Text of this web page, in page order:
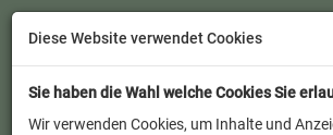
Diese Website verwendet Cookies
Sie haben die Wahl welche Cookies Sie
Wir verwenden Cookies, um Inhalte und